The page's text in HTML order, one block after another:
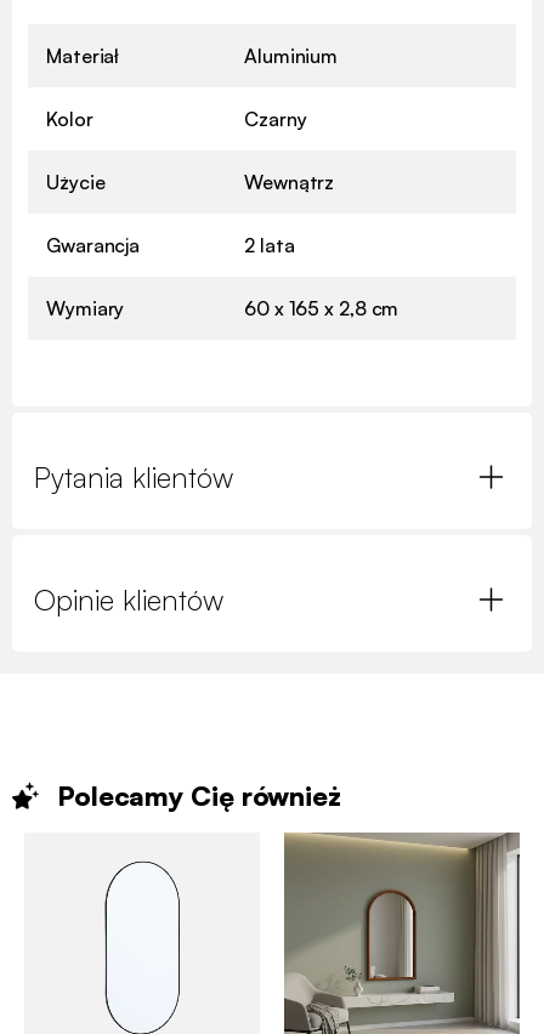
Materiał Aluminium
Kolor Czarny
Użycie Wewnątrz
Gwarancja 2 lata
Wymiary 60 x 165 x 2,8 cm
Pytania klientów
Opinie klientów
Polecamy Cię również